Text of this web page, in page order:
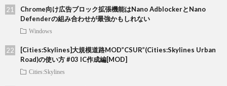
Chrome向け広告ブロック拡張機能はNano AdblockerとNano
Defenderの組み合わせが最強かもしれない
Windows
[Cities:Skylines]大規模道路MOD”CSUR”(Cities:Skylines Urban
Road)の使い方 #03 IC作成編[MOD]
Cities:Skylines